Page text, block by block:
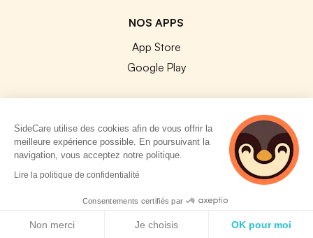
NOS APPS
App Store
Google Play
© 2026 SideCare. Tous droits réservés.
SideCare utilise des cookies afin de vous offrir la
meilleure expérience possible. En poursuivant la
navigation, vous acceptez notre politique.
Lire la politique de confidentialité
Consentements certifiés par
Non merci Je choisis OK pour moi
4 personnes
consultent
actuellement cette